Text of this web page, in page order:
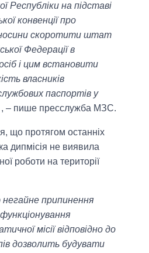
Республіки на підставі
конвенції про
скоротити штат
Федерації в
і цим встановити
власників
паспортів у
, – пише пресслужба МЗС.
що протягом останніх
дипмісія не виявила
роботи на території
припинення
місії відповідно до
дозволить будувати